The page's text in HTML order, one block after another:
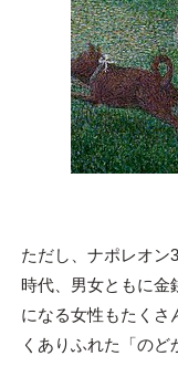
ただし、ナポレオン
時代、男女ともに金
になる女性もたくさ
くありふれた「のど